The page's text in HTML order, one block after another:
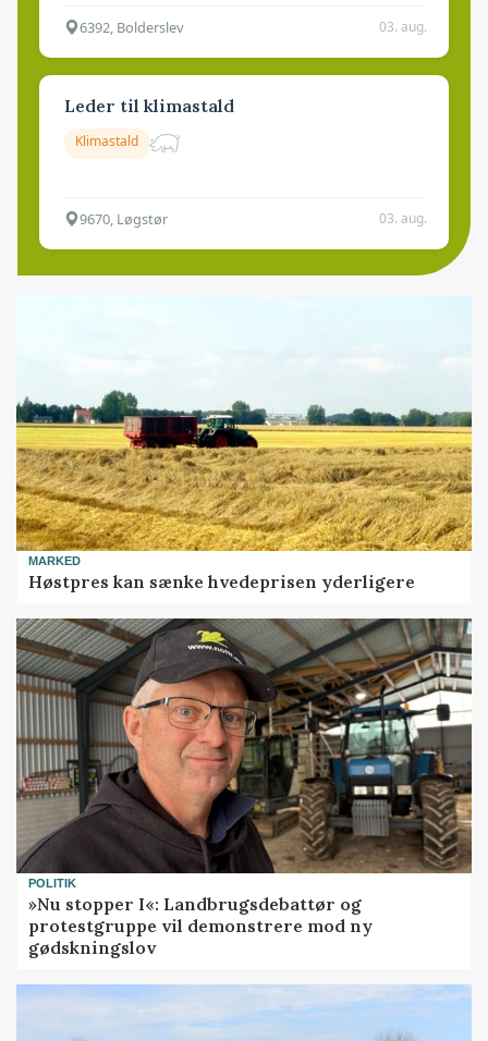
6392, Bolderslev 03. aug.
Leder til klimastald
Klimastald
9670, Løgstør 03. aug.
MARKED
Høstpres kan sænke hvedeprisen yderligere
POLITIK
»Nu stopper I«: Landbrugsdebattør og
protestgruppe vil demonstrere mod ny
gødskningslov